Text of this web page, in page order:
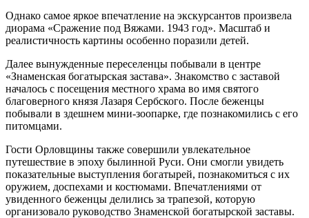
Однако самое яркое впечатление на экскурсантов произвела
диорама «Сражение под Вяжами. 1943 год». Масштаб и
реалистичность картины особенно поразили детей.
Далее вынужденные переселенцы побывали в центре
«Знаменская богатырская застава». Знакомство с заставой
началось с посещения местного храма во имя святого
благоверного князя Лазаря Сербского. После беженцы
побывали в здешнем мини-зоопарке, где познакомились с его
питомцами.
Гости Орловщины также совершили увлекательное
путешествие в эпоху былинной Руси. Они смогли увидеть
показательные выступления богатырей, познакомиться с их
оружием, доспехами и костюмами. Впечатлениями от
увиденного беженцы делились за трапезой, которую
организовало руководство Знаменской богатырской заставы.